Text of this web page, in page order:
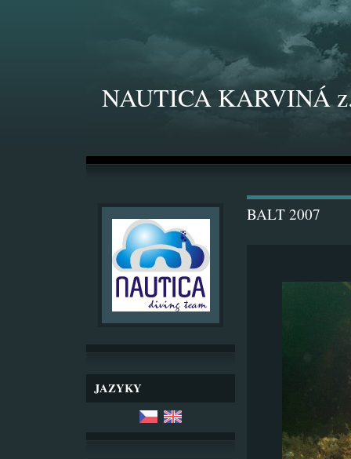
NAUTICA KARVINÁ
JAZYKY
BALT 2007